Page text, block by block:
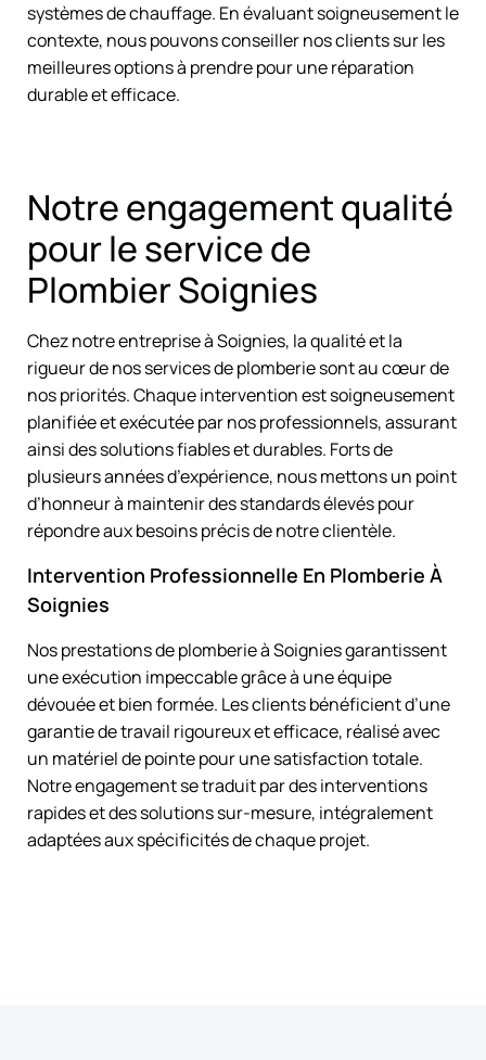
systèmes de chauffage. En évaluant soigneusement le
contexte, nous pouvons conseiller nos clients sur les
meilleures options à prendre pour une réparation
durable et efficace.
Notre engagement qualité
pour le service de
Plombier Soignies
Chez notre entreprise à Soignies, la qualité et la
rigueur de nos services de plomberie sont au cœur de
nos priorités. Chaque intervention est soigneusement
planifiée et exécutée par nos professionnels, assurant
ainsi des solutions fiables et durables. Forts de
plusieurs années d’expérience, nous mettons un point
d’honneur à maintenir des standards élevés pour
répondre aux besoins précis de notre clientèle.
Intervention Professionnelle En Plomberie À
Soignies
Nos prestations de plomberie à Soignies garantissent
une exécution impeccable grâce à une équipe
dévouée et bien formée. Les clients bénéficient d’une
garantie de travail rigoureux et efficace, réalisé avec
un matériel de pointe pour une satisfaction totale.
Notre engagement se traduit par des interventions
rapides et des solutions sur-mesure, intégralement
adaptées aux spécificités de chaque projet.